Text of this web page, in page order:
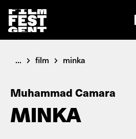
... film minka
Muhammad Camara
MINKA